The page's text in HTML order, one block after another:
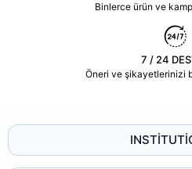
Binlerce ürün ve
7 / 24
Öneri ve şikayetlerinizi